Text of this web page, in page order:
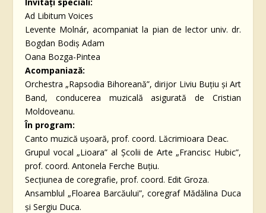
Ad Libitum Voices
Levente Molnár, acompaniat la pian de lector univ. dr.
Bogdan Bodiș Adam
Oana Bozga-Pintea
Acompaniază:
Orchestra „Rapsodia Bihoreană”, dirijor Liviu Buțiu și Art
Band, conducerea muzicală asigurată de Cristian
Moldoveanu.
În program:
Canto muzică ușoară, prof. coord. Lăcrimioara Deac.
Grupul vocal „Lioara” al Școlii de Arte „Francisc Hubic”,
prof. coord. Antonela Ferche Buțiu.
Secțiunea de coregrafie, prof. coord. Edit Groza.
Ansamblul „Floarea Barcăului”, coregraf Mădălina Duca
și Sergiu Duca.